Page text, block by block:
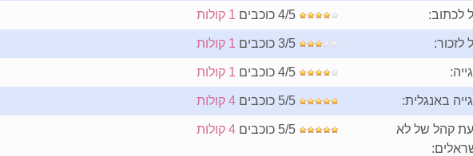
לכתוב: 4/5 כוכבים 1 קולות
לזכור: 3/5 כוכבים 1 קולות
4/5 כוכבים 1 קולות
באנגלית: 5/5 כוכבים 4 קולות
קהל של לא
5/5 כוכבים 4 קולות